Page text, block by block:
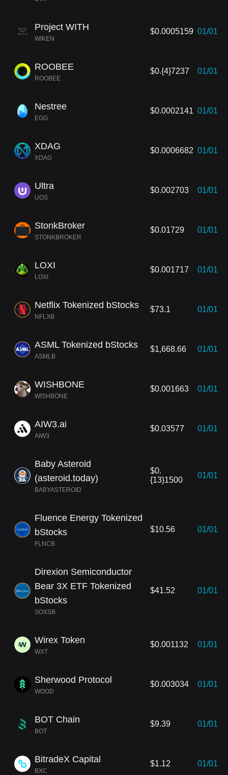
Project WITH
WIKEN
$0.0005159 01/01
ROOBEE
ROOBEE
$0.{4}7237 01/01
Nestree
EGG
$0.0002141 01/01
XDAG
XDAG
$0.0006682 01/01
Ultra
UOS
$0.002703 01/01
StonkBroker
STONKBROKER
$0.01729 01/01
LOXI
LOXI
$0.001717 01/01
Netflix Tokenized bStocks
NFLXB
$73.1 01/01
ASML Tokenized bStocks
ASMLB
$1,668.66 01/01
WISHBONE
WISHBONE
$0.001663 01/01
AIW3.ai
AIW3
$0.03577 01/01
Baby Asteroid
(asteroid.today)
BABYASTEROID
$0.
{13}1500
01/01
Fluence Energy Tokenized
bStocks
FLNCB
$10.56 01/01
Direxion Semiconductor
Bear 3X ETF Tokenized
bStocks
SOXSB
$41.52 01/01
Wirex Token
WXT
$0.001132 01/01
Sherwood Protocol
WOOD
$0.003034 01/01
BOT Chain
BOT
$9.39 01/01
BitradeX Capital
BXC
$1.12 01/01